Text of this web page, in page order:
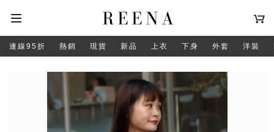
連線95折 熱銷 現貨 新品 上衣 下身 外套 洋裝